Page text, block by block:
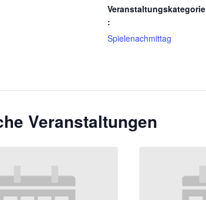
Veranstaltungskategorie
:
Spielenachmittag
Veranstaltungen